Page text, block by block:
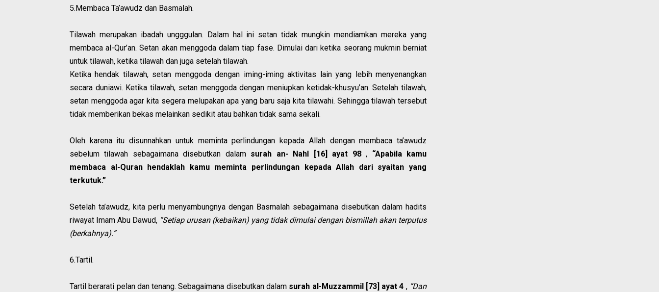
5.Membaca Ta’awudz dan Basmalah.
Tilawah merupakan ibadah ungggulan. Dalam hal ini setan tidak mungkin mendiamkan mereka yang
membaca al-Qur’an. Setan akan menggoda dalam tiap fase. Dimulai dari ketika seorang mukmin berniat
untuk tilawah, ketika tilawah dan juga setelah tilawah.
Ketika hendak tilawah, setan menggoda dengan iming-iming aktivitas lain yang lebih menyenangkan
secara duniawi. Ketika tilawah, setan menggoda dengan meniupkan ketidak-khusyu’an. Setelah tilawah,
setan menggoda agar kita segera melupakan apa yang baru saja kita tilawahi. Sehingga tilawah tersebut
tidak memberikan bekas melainkan sedikit atau bahkan tidak sama sekali.
Oleh karena itu disunnahkan untuk meminta perlindungan kepada Allah dengan membaca ta’awudz
sebelum tilawah sebagaimana disebutkan dalam surah an- Nahl [16] ayat 98, “Apabila kamu
membaca al-Quran hendaklah kamu meminta perlindungan kepada Allah dari syaitan yang
terkutuk.”
Setelah ta’awudz, kita perlu menyambungnya dengan Basmalah sebagaimana disebutkan dalam hadits
riwayat Imam Abu Dawud, “Setiap urusan (kebaikan) yang tidak dimulai dengan bismillah akan terputus
(berkahnya).”
6.Tartil.
Tartil berarati pelan dan tenang. Sebagaimana disebutkan dalam surah al-Muzzammil [73] ayat 4 , “Dan